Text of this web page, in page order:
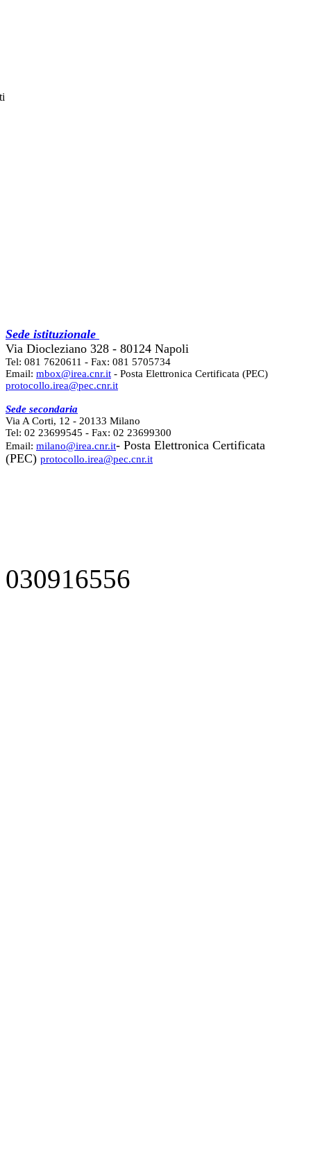
Sede istituzionale
Via Diocleziano 328 - 80124 Napoli
Tel: 081 7620611 - Fax: 081 5705734
Email: mbox@irea.cnr.it - Posta Elettronica Certificata (PEC)
protocollo.irea@pec.cnr.it
Sede secondaria
Via A Corti, 12 - 20133 Milano
Tel: 02 23699545 - Fax: 02 23699300
Email: milano@irea.cnr.it- Posta Elettronica Certificata
(PEC) protocollo.irea@pec.cnr.it
030916556